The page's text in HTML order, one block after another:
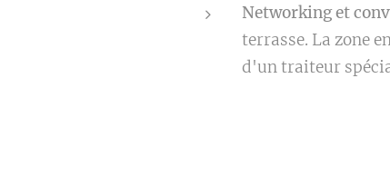
Networking et
terrasse. La zone
d'un traiteur